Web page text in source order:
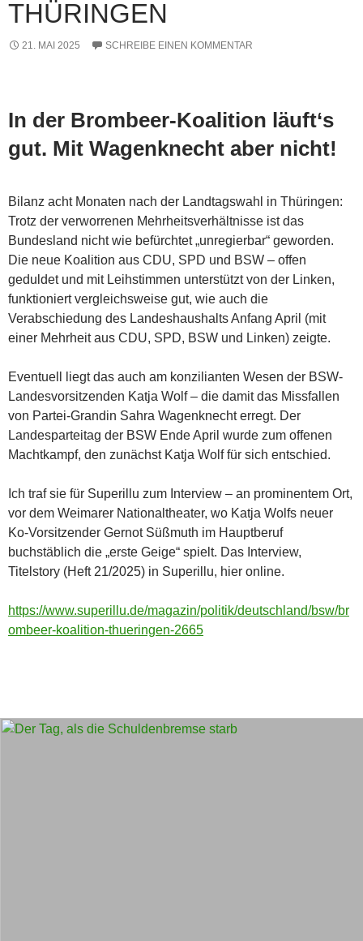
THÜRINGEN
21. MAI 2025 SCHREIBE EINEN KOMMENTAR
In der Brombeer-Koalition läuft‘s
gut. Mit Wagenknecht aber nicht!
Bilanz acht Monaten nach der Landtagswahl in Thüringen:
Trotz der verworrenen Mehrheitsverhältnisse ist das
Bundesland nicht wie befürchtet „unregierbar“ geworden.
Die neue Koalition aus CDU, SPD und BSW – offen
geduldet und mit Leihstimmen unterstützt von der Linken,
funktioniert vergleichsweise gut, wie auch die
Verabschiedung des Landeshaushalts Anfang April (mit
einer Mehrheit aus CDU, SPD, BSW und Linken) zeigte.
Eventuell liegt das auch am konzilianten Wesen der BSW-
Landesvorsitzenden Katja Wolf – die damit das Missfallen
von Partei-Grandin Sahra Wagenknecht erregt. Der
Landesparteitag der BSW Ende April wurde zum offenen
Machtkampf, den zunächst Katja Wolf für sich entschied.
Ich traf sie für Superillu zum Interview – an prominentem Ort,
vor dem Weimarer Nationaltheater, wo Katja Wolfs neuer
Ko-Vorsitzender Gernot Süßmuth im Hauptberuf
buchstäblich die „erste Geige“ spielt. Das Interview,
Titelstory (Heft 21/2025) in Superillu, hier online.
https://www.superillu.de/magazin/politik/deutschland/bsw/br
ombeer-koalition-thueringen-2665